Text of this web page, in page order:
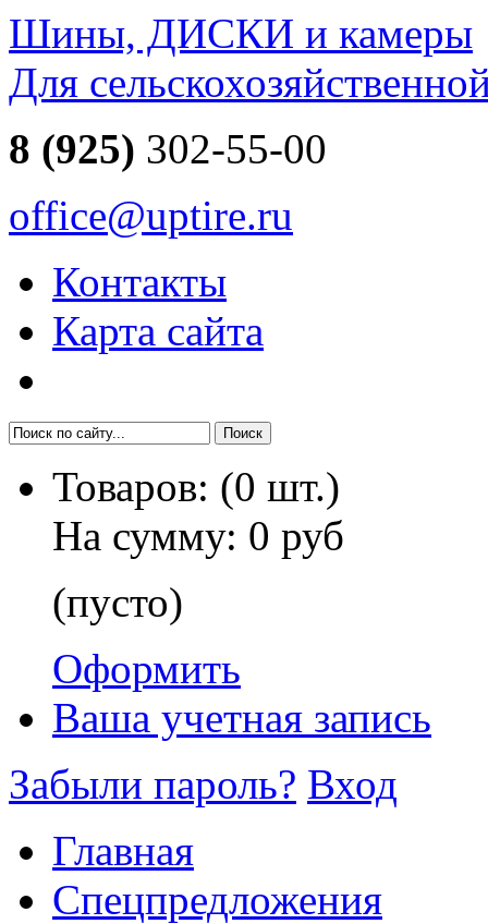
Шины, ДИСКИ и камеры
Для
8 (925) 302-55-00
office@uptire.ru
Контакты
Карта сайта
Товаров: (0 шт.)
На сумму: 0 руб
(пусто)
Оформить
Ваша учетная запись
Забыли пароль? Вход
Главная
Спецпредложения